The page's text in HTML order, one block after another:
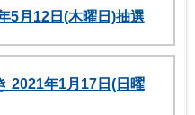
5月12日(木曜日)抽選
2021年1月17日(日曜